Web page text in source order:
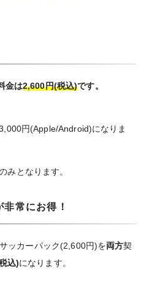
金は2,600円(税込)です。
円(Apple/Android)になりま
みとなります。
常にお得！
ッカーパック(2,600円)を両方契
込)になります。